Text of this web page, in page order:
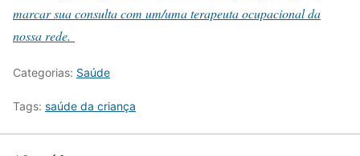
marcar sua consulta com um/uma terapeuta ocupacional da
nossa rede.
Categorias: Saúde
Tags: saúde da criança